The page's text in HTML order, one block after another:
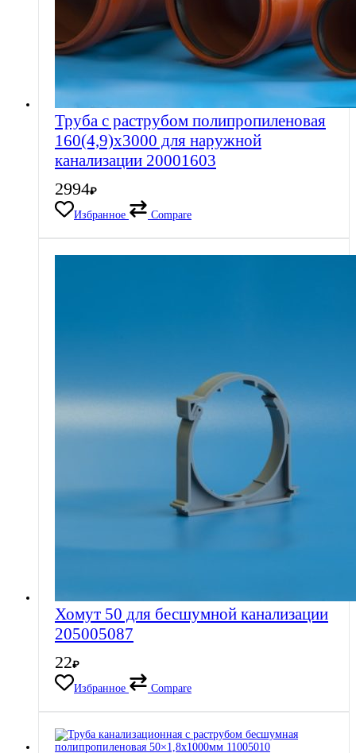
Труба с раструбом полипропиленовая
160(4,9)х3000 для наружной
канализации 20001603
2994₽
Избранное
Compare
Хомут 50 для бесшумной канализации
205005087
22₽
Избранное
Compare